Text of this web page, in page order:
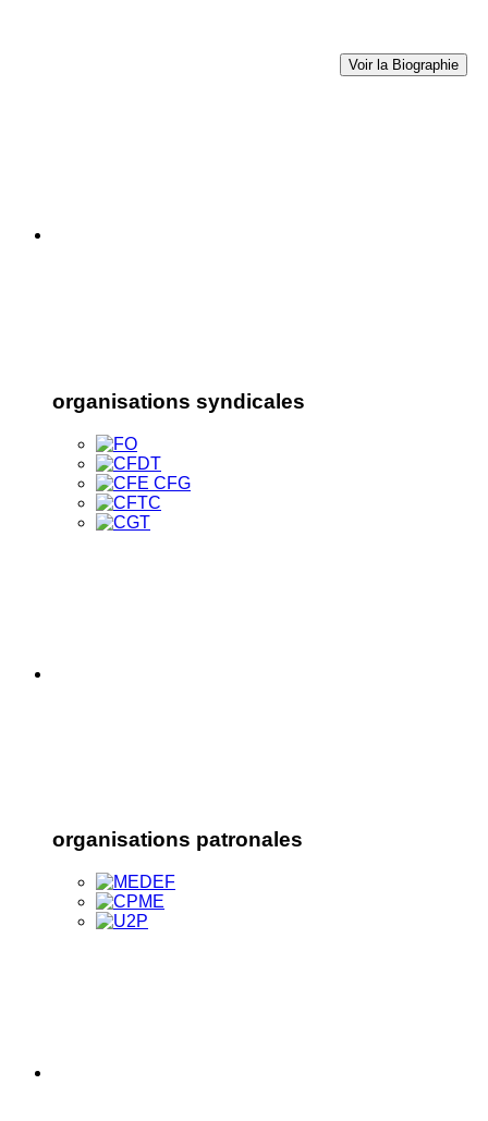
Voir la Biographie
organisations syndicales
organisations patronales